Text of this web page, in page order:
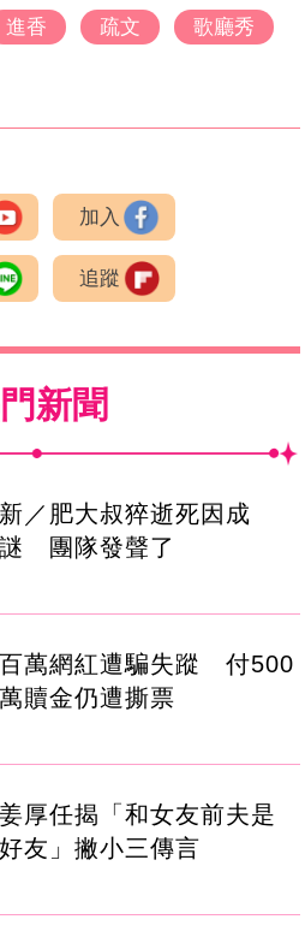
進香 疏文 歌廳秀
加入
追蹤
新聞
新／肥大叔猝逝死因成
謎 團隊發聲了
百萬網紅遭騙失蹤 付500
萬贖金仍遭撕票
姜厚任揭「和女友前夫是
好友」撇小三傳言